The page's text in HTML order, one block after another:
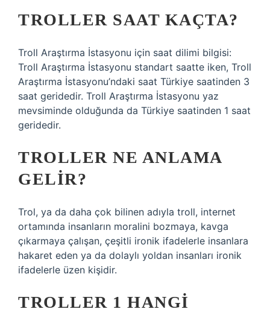
TROLLER SAAT KAÇTA?
Troll Araştırma İstasyonu için saat dilimi bilgisi:
Troll Araştırma İstasyonu standart saatte iken, Troll
Araştırma İstasyonu’ndaki saat Türkiye saatinden 3
saat geridedir. Troll Araştırma İstasyonu yaz
mevsiminde olduğunda da Türkiye saatinden 1 saat
geridedir.
TROLLER NE ANLAMA
GELIR?
Trol, ya da daha çok bilinen adıyla troll, internet
ortamında insanların moralini bozmaya, kavga
çıkarmaya çalışan, çeşitli ironik ifadelerle insanlara
hakaret eden ya da dolaylı yoldan insanları ironik
ifadelerle üzen kişidir.
TROLLER 1 HANGI